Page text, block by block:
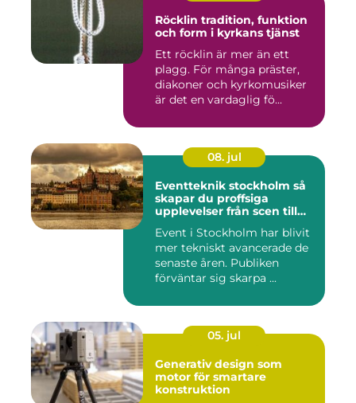
Röcklin tradition, funktion
och form i kyrkans tjänst
Ett röcklin är mer än ett
plagg. För många präster,
diakoner och kyrkomusiker
är det en vardaglig fö...
08. jul
Eventteknik stockholm så
skapar du proffsiga
upplevelser från scen till
Event i Stockholm har blivit
mer tekniskt avancerade de
senaste åren. Publiken
förväntar sig skarpa ...
05. jul
Generativ design som
motor för smartare
konstruktion